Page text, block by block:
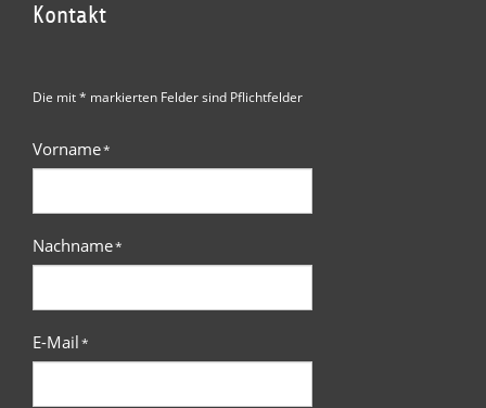
Kontakt
Die mit * markierten Felder sind Pflichtfelder
Vorname*
Nachname*
E-Mail*